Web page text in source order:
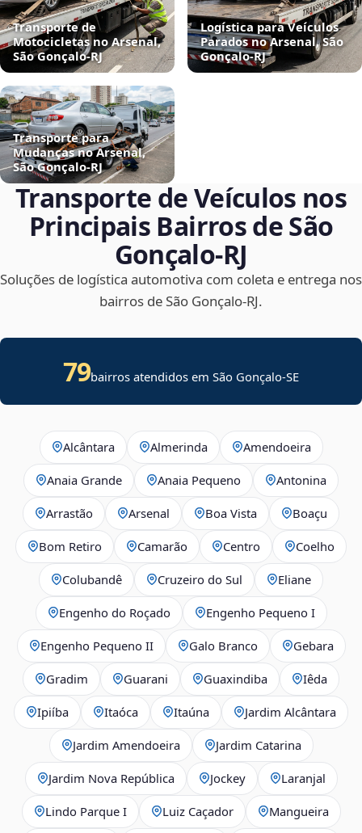
Transporte de
Motocicletas no Arsenal,
São Gonçalo‑RJ
Logística para Veículos
Parados no Arsenal, São
Gonçalo‑RJ
Transporte para
Mudanças no Arsenal,
São Gonçalo‑RJ
Transporte de Veículos nos
Principais Bairros de São
Gonçalo‑RJ
Soluções de logística automotiva com coleta e entrega nos
bairros de São Gonçalo‑RJ.
79bairros atendidos emSão Gonçalo-SE
Alcântara Almerinda Amendoeira
Anaia Grande Anaia Pequeno Antonina
Arrastão Arsenal Boa Vista Boaçu
Bom Retiro Camarão Centro Coelho
Colubandê Cruzeiro do Sul Eliane
Engenho do Roçado Engenho Pequeno I
Engenho Pequeno II Galo Branco Gebara
Gradim Guarani Guaxindiba Iêda
Ipiíba Itaóca Itaúna Jardim Alcântara
Jardim Amendoeira Jardim Catarina
Jardim Nova República Jockey Laranjal
Lindo Parque I Luiz Caçador Mangueira